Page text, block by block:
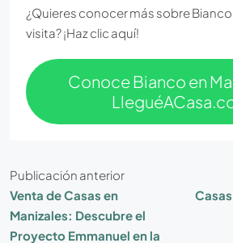
¿Quieres conocer más sobre
visita? ¡Haz clic aquí!
Conoce Bianco en
Publicación anterior
Venta de Casas en
Manizales: Descubre el
Proyecto Emmanuel en la